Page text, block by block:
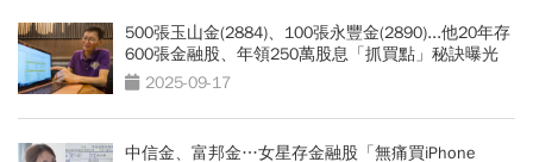
500張玉山金(2884)、100張永豐金(2890)...他20年存
600張金融股、年領250萬股息「抓買點」秘訣曝光
2025-09-17
中信金、富邦金…女星存金融股「無痛買iPhone